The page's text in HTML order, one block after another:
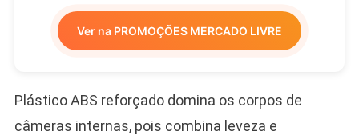
Ver na PROMOÇÕES MERCADO LIVRE
Plástico ABS reforçado domina os corpos de
câmeras internas, pois combina leveza e